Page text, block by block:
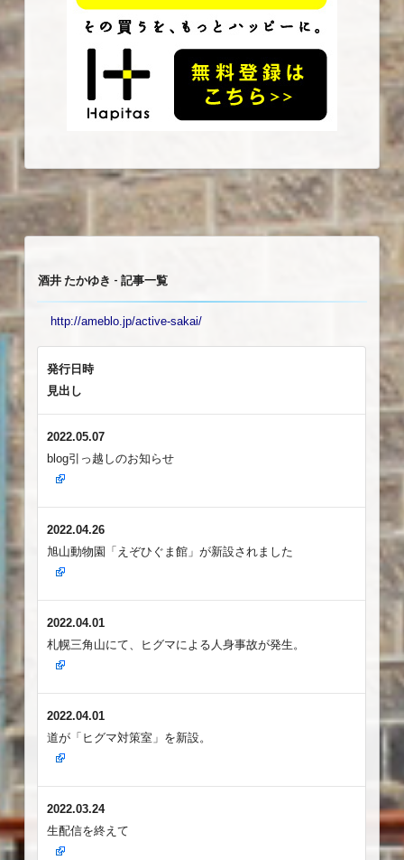
酒井 たかゆき - 記事一覧
http://ameblo.jp/active-sakai/
発行日時
見出し
2022.05.07
blog引っ越しのお知らせ
2022.04.26
旭山動物園「えぞひぐま館」が新設されました
2022.04.01
札幌三角山にて、ヒグマによる人身事故が発生。
2022.04.01
道が「ヒグマ対策室」を新設。
2022.03.24
生配信を終えて